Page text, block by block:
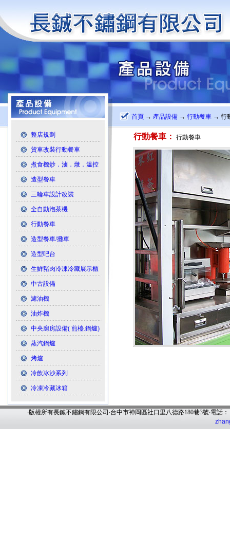
整店規劃
貨車改裝行動餐車
煮食機炒．滷．燉．溫控
造型餐車
三輪車設計改裝
全自動泡茶機
行動餐車
造型餐車/攤車
造型吧台
生鮮豬肉冷凍冷藏展示櫃
中古設備
濾油機
油炸機
中央廚房設備( 煎檯.鍋爐)
蒸汽鍋爐
烤爐
冷飲冰沙系列
冷凍冷藏冰箱
首頁 → 產品設備 → 行動餐車 → 行
行動餐車： 行動餐車
‧版權所有長鋮不鏽鋼有限公司‧台中市神岡區社口里八德路180巷3號‧電話：